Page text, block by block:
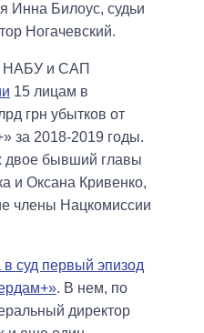
Инна Билоус, судьи
Ногачевский.
НАБУ и САП
15 лицам в
грн убытков от
за 2018-2019 годы.
двое бывший главы
и Оксана Кривенко,
члены Нацкомиссии
суд первый эпизод
. В нем, по
директор